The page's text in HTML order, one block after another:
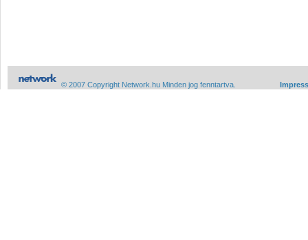
© 2007 Copyright Network.hu Minden jog fenntartva.